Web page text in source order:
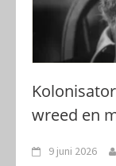
wreed en
9 juni 2026